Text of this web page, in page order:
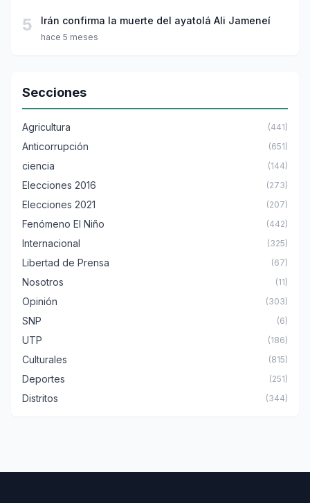
5 Irán confirma la muerte del ayatolá Ali Jameneí
hace 5 meses
Secciones
Agricultura (441)
Anticorrupción (651)
ciencia (144)
Elecciones 2016 (273)
Elecciones 2021 (207)
Fenómeno El Niño (442)
Internacional (325)
Libertad de Prensa (67)
Nosotros (11)
Opinión (303)
SNP (6)
UTP (186)
Culturales (815)
Deportes (251)
Distritos (344)